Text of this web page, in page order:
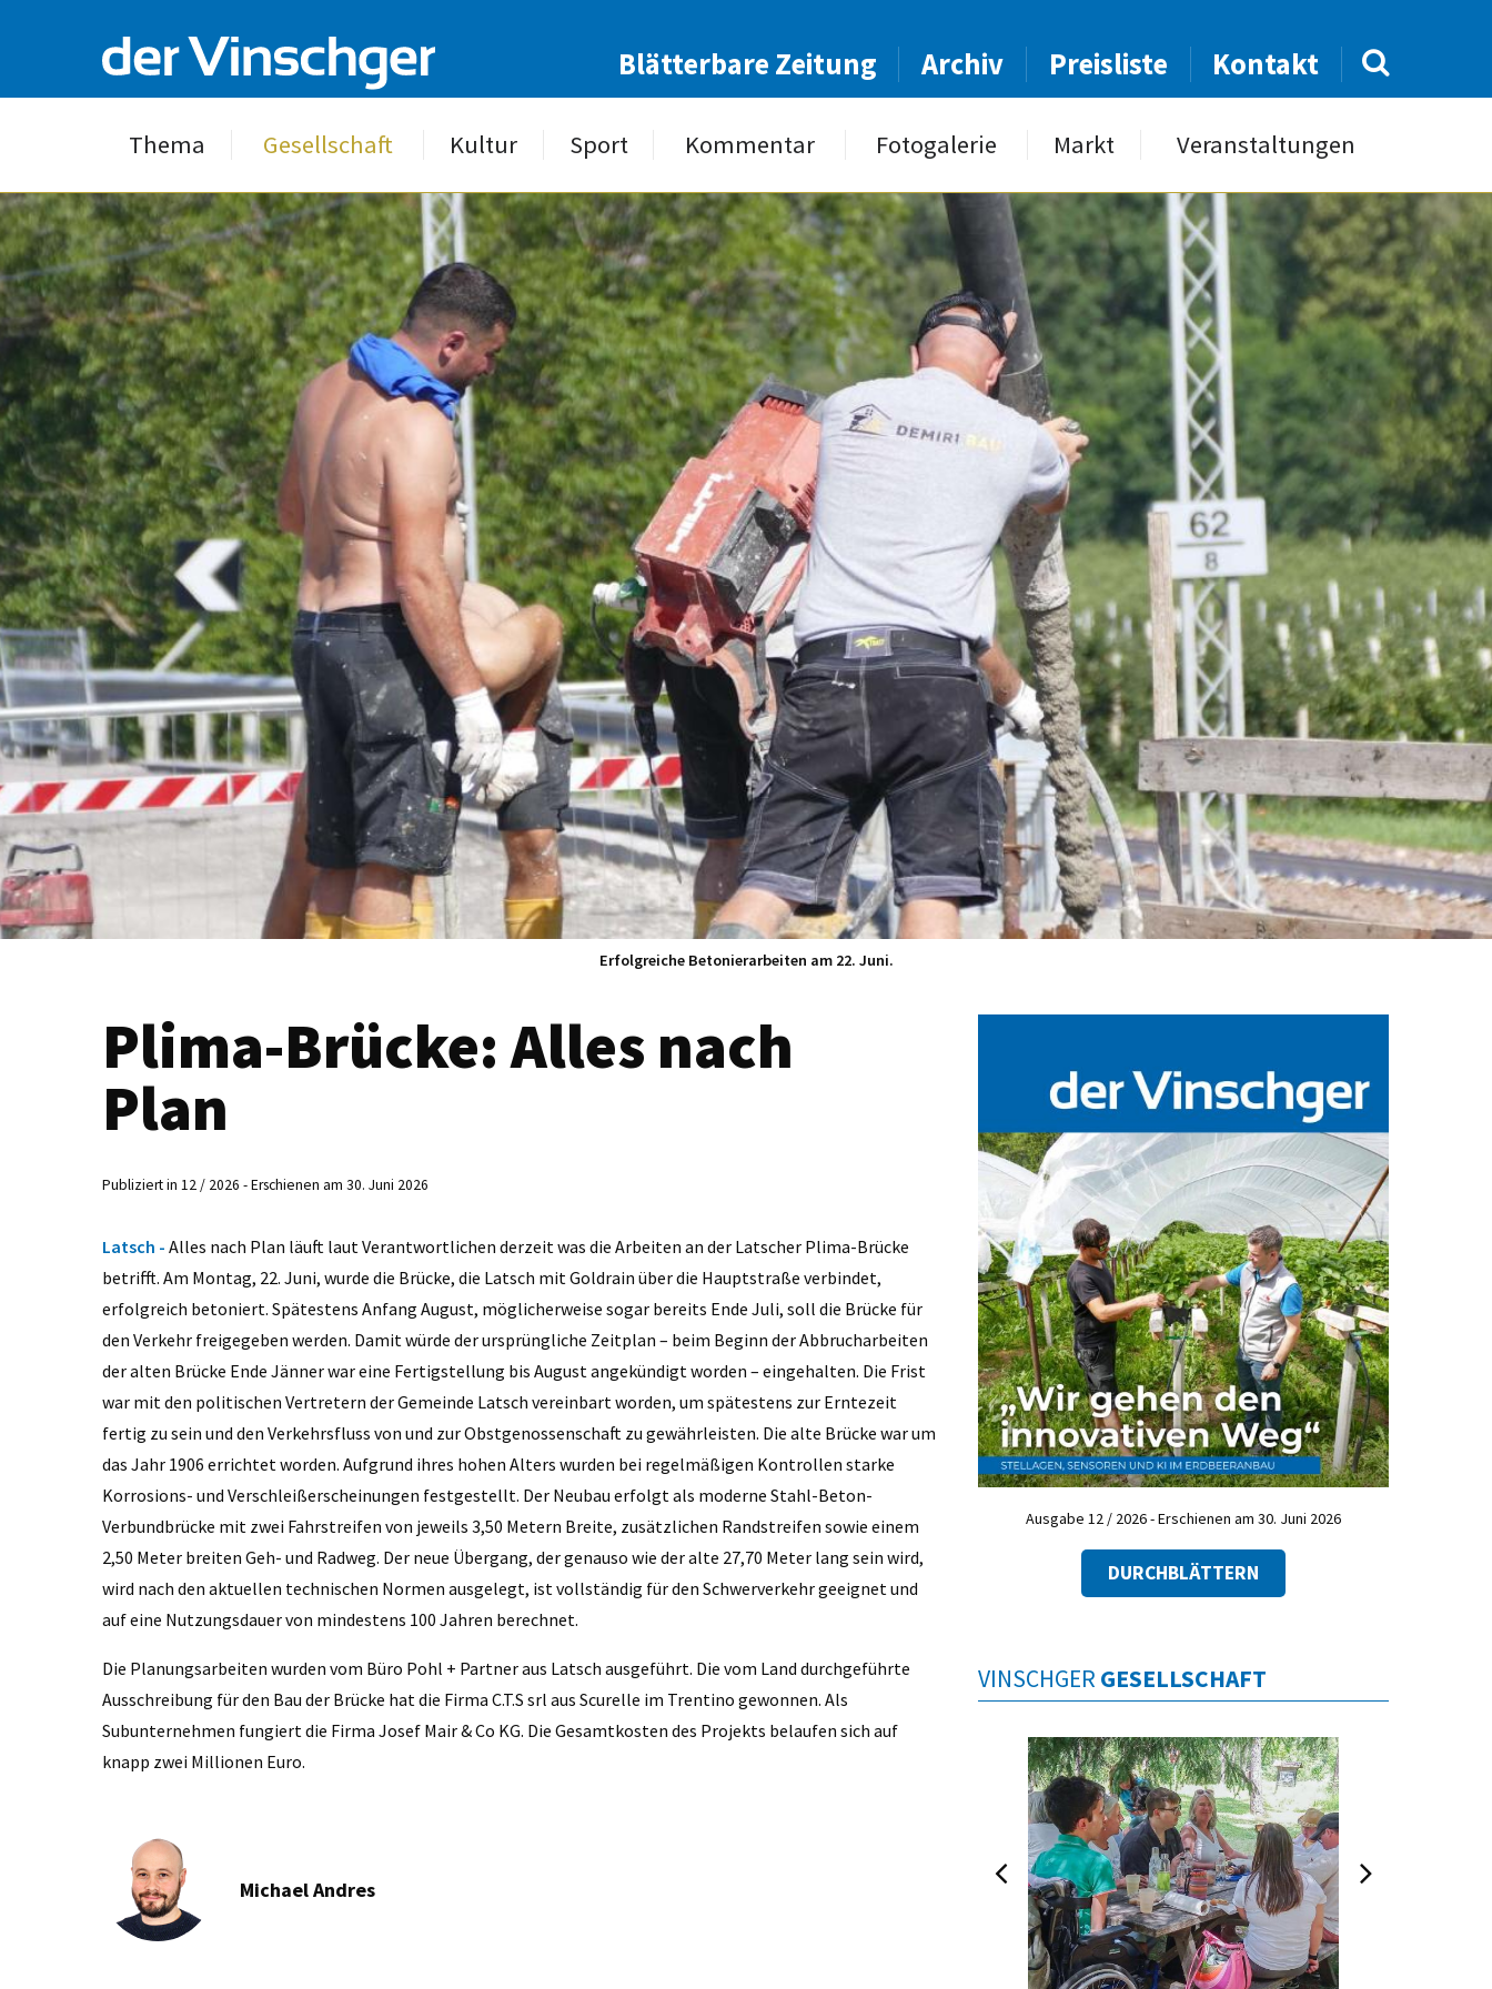
Blätterbare Zeitung Archiv Preisliste Kontakt
Thema Gesellschaft Kultur Sport Kommentar Fotogalerie Markt Veranstaltungen
Erfolgreiche Betonierarbeiten am 22. Juni.
Plima-Brücke: Alles nach
Plan
Publiziert in 12 / 2026 - Erschienen am 30. Juni 2026
Latsch - Alles nach Plan läuft laut Verantwortlichen derzeit was die Arbeiten an der Latscher Plima-Brücke
betrifft. Am Montag, 22. Juni, wurde die Brücke, die Latsch mit Goldrain über die Hauptstraße verbindet,
erfolgreich betoniert. Spätestens Anfang August, möglicherweise sogar bereits Ende Juli, soll die Brücke für
den Verkehr freigegeben werden. Damit würde der ursprüngliche Zeitplan – beim Beginn der Abbrucharbeiten
der alten Brücke Ende Jänner war eine Fertigstellung bis August angekündigt worden – eingehalten. Die Frist
war mit den politischen Vertretern der Gemeinde Latsch vereinbart worden, um spätestens zur Erntezeit
fertig zu sein und den Verkehrsfluss von und zur Obstgenossenschaft zu gewährleisten. Die alte Brücke war um
das Jahr 1906 errichtet worden. Aufgrund ihres hohen Alters wurden bei regelmäßigen Kontrollen starke
Korrosions- und Verschleißerscheinungen festgestellt. Der Neubau erfolgt als moderne Stahl-Beton-
Verbundbrücke mit zwei Fahrstreifen von jeweils 3,50 Metern Breite, zusätzlichen Randstreifen sowie einem
2,50 Meter breiten Geh- und Radweg. Der neue Übergang, der genauso wie der alte 27,70 Meter lang sein wird,
wird nach den aktuellen technischen Normen ausgelegt, ist vollständig für den Schwerverkehr geeignet und
auf eine Nutzungsdauer von mindestens 100 Jahren berechnet.
Die Planungsarbeiten wurden vom Büro Pohl + Partner aus Latsch ausgeführt. Die vom Land durchgeführte
Ausschreibung für den Bau der Brücke hat die Firma C.T.S srl aus Scurelle im Trentino gewonnen. Als
Subunternehmen fungiert die Firma Josef Mair & Co KG. Die Gesamtkosten des Projekts belaufen sich auf
knapp zwei Millionen Euro.
Michael Andres
Ausgabe 12 / 2026 - Erschienen am 30. Juni 2026
DURCHBLÄTTERN
VINSCHGER GESELLSCHAFT